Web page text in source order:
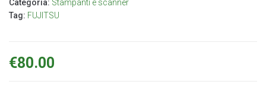
Categoria: Stampanti e scanner
Tag: FUJITSU
€80.00